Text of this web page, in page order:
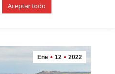
ventana/pestaña
ventana/pestaña
ventana/pestaña
Ene 12 2022
Aceptar todo